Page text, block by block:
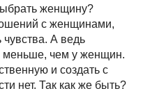
женщину?
с женщинами,
чувства. А ведь
меньше, чем у женщин.
и создать с
нет. Так как же быть?